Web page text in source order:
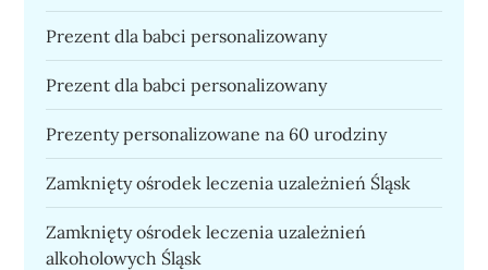
Prezent dla babci personalizowany
Prezent dla babci personalizowany
Prezenty personalizowane na 60 urodziny
Zamknięty ośrodek leczenia uzależnień Śląsk
Zamknięty ośrodek leczenia uzależnień
alkoholowych Śląsk